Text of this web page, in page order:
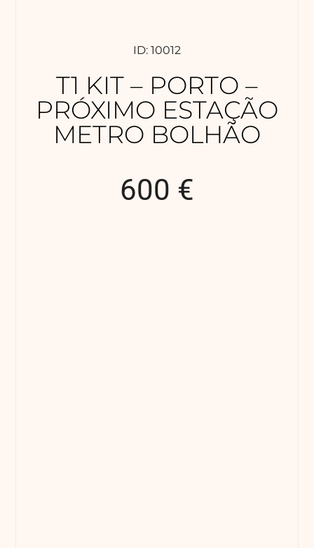
ID: 10012
T1 KIT – PORTO –
PRÓXIMO ESTAÇÃO
METRO BOLHÃO
600 €